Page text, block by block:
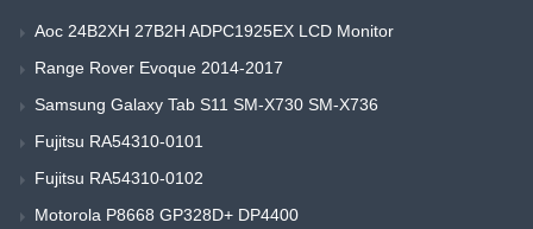
Aoc 24B2XH 27B2H ADPC1925EX LCD Monitor
Range Rover Evoque 2014-2017
Samsung Galaxy Tab S11 SM-X730 SM-X736
Fujitsu RA54310-0101
Fujitsu RA54310-0102
Motorola P8668 GP328D+ DP4400